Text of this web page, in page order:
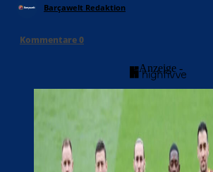
Barçawelt Redaktion
Kommentare0
- Anzeige -